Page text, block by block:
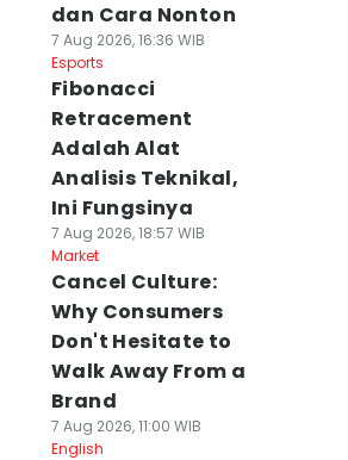
dan Cara Nonton
7 Aug 2026, 16:36 WIB
Esports
Fibonacci
Retracement
Adalah Alat
Analisis Teknikal,
Ini Fungsinya
7 Aug 2026, 18:57 WIB
Market
Cancel Culture:
Why Consumers
Don't Hesitate to
Walk Away From a
Brand
7 Aug 2026, 11:00 WIB
English